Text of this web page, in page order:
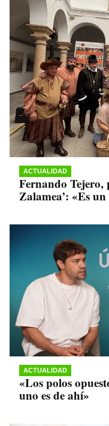
ACTUALIDAD
Fernando Tejero,
Zalamea’: «Es
ACTUALIDAD
«Los polos
uno es de ahí»